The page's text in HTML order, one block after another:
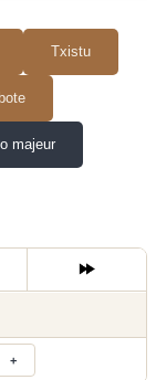
Txistu
majeur
+